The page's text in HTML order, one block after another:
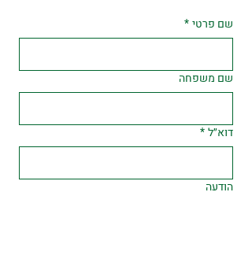
שם פרטי*
שם משפחה
דוא״ל*
הודעה